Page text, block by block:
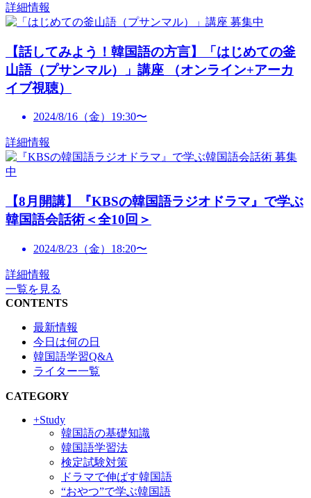
詳細情報
募集中
【話してみよう！韓国語の方言】「はじめての釜
山語（プサンマル）」講座 （オンライン+アーカ
イブ視聴）
2024/8/16（金）19:30〜
詳細情報
募集
中
【8月開講】『KBSの韓国語ラジオドラマ』で学ぶ
韓国語会話術＜全10回＞
2024/8/23（金）18:20〜
詳細情報
一覧を見る
CONTENTS
最新情報
今日は何の日
韓国語学習Q&A
ライター一覧
CATEGORY
+Study
韓国語の基礎知識
韓国語学習法
検定試験対策
ドラマで伸ばす韓国語
“おやつ”で学ぶ韓国語